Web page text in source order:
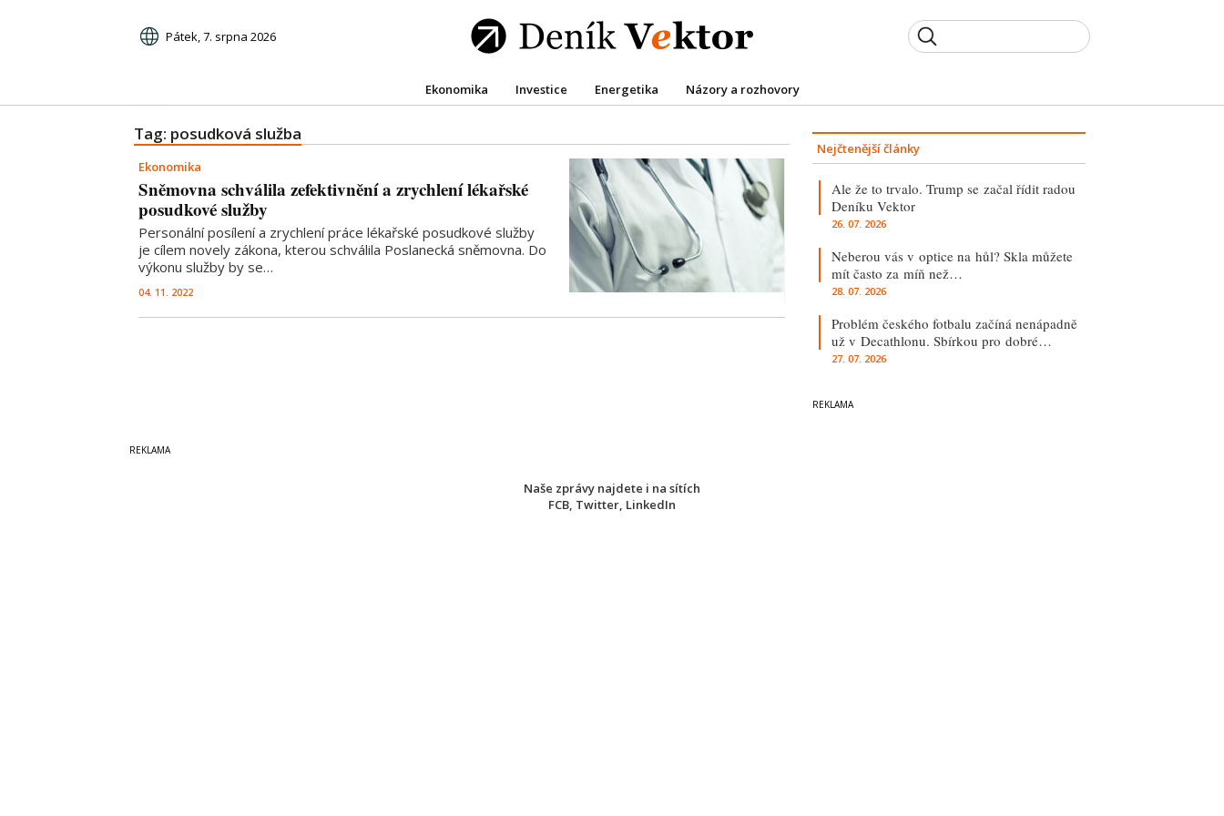
Pátek, 7. srpna 2026
Ekonomika Investice Energetika Názory a rozhovory
Tag: posudková služba
Ekonomika
Sněmovna schválila zefektivnění a zrychlení lékařské
posudkové služby
Personální posílení a zrychlení práce lékařské posudkové služby
je cílem novely zákona, kterou schválila Poslanecká sněmovna. Do
výkonu služby by se…
04. 11. 2022
Nejčtenější články
Ale že to trvalo. Trump se začal řídit radou
Deníku Vektor
26. 07. 2026
Neberou vás v optice na hůl? Skla můžete
mít často za míň než…
28. 07. 2026
Problém českého fotbalu začíná nenápadně
už v Decathlonu. Sbírkou pro dobré…
27. 07. 2026
Naše zprávy najdete i na sítích
FCB, Twitter, LinkedIn